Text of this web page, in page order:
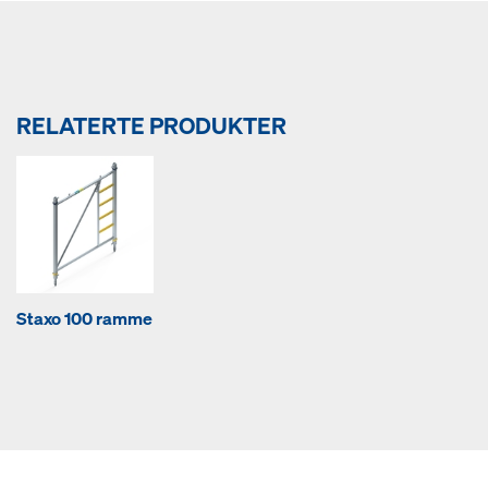
RELATERTE PRODUKTER
Staxo 100 ramme